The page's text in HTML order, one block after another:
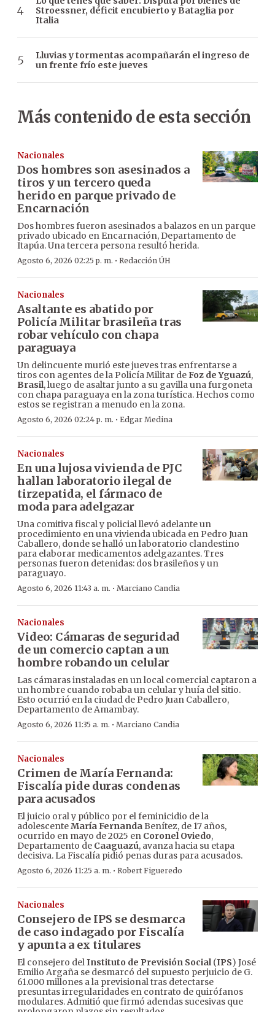
Stroessner, déficit encubierto y Bataglia por
Italia
Lluvias y tormentas acompañarán el ingreso de
un frente frío este jueves
Más contenido de esta sección
Nacionales
Dos hombres son asesinados a
tiros y un tercero queda
herido en parque privado de
Encarnación
Dos hombres fueron asesinados a balazos en un parque
privado ubicado en Encarnación, Departamento de
Itapúa. Una tercera persona resultó herida.
Agosto 6, 2026 02:25 p. m. · Redacción ÚH
Nacionales
Asaltante es abatido por
Policía Militar brasileña tras
robar vehículo con chapa
paraguaya
Un delincuente murió este jueves tras enfrentarse a
tiros con agentes de la Policía Militar deFoz de Yguazú,
Brasil, luego de asaltar junto a su gavilla una furgoneta
con chapa paraguaya en la zona turística. Hechos como
estos se registran a menudo en la zona.
Agosto 6, 2026 02:24 p. m. · Edgar Medina
Nacionales
En una lujosa vivienda de PJC
hallan laboratorio ilegal de
tirzepatida, el fármaco de
moda para adelgazar
Una comitiva fiscal y policial llevó adelante un
procedimiento en una vivienda ubicada en Pedro Juan
Caballero, donde se halló un laboratorio clandestino
para elaborar medicamentos adelgazantes. Tres
personas fueron detenidas: dos brasileños y un
paraguayo.
Agosto 6, 2026 11:43 a. m. · Marciano Candia
Nacionales
Video: Cámaras de seguridad
de un comercio captan a un
hombre robando un celular
Las cámaras instaladas en un local comercial captaron a
un hombre cuando robaba un celular y huía del sitio.
Esto ocurrió en la ciudad de Pedro Juan Caballero,
Departamento de Amambay.
Agosto 6, 2026 11:35 a. m. · Marciano Candia
Nacionales
Crimen de María Fernanda:
Fiscalía pide duras condenas
para acusados
El juicio oral y público por el feminicidio de la
adolescenteMaría FernandaBenítez, de 17 años,
ocurrido en mayo de 2025 en Coronel Oviedo,
Departamento de Caaguazú, avanza hacia su etapa
decisiva. La Fiscalía pidió penas duras para acusados.
Agosto 6, 2026 11:25 a. m. · Robert Figueredo
Nacionales
Consejero de IPS se desmarca
de caso indagado por Fiscalía
y apunta a ex titulares
El consejero delInstituto de Previsión Social(IPS) José
Emilio Argaña se desmarcó del supuesto perjuicio de G.
61.000 millones a la previsional tras detectarse
presuntas irregularidades en contrato de quirófanos
modulares. Admitió que firmó adendas sucesivas que